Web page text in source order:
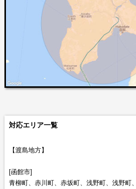
対応エリア一覧
【渡島地方】
[函館市]
青柳町、赤川町、赤坂町、浅野町、浅野町